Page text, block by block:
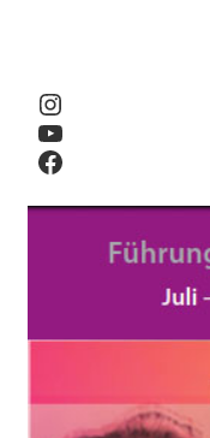
Instagram
YouTube
Facebook